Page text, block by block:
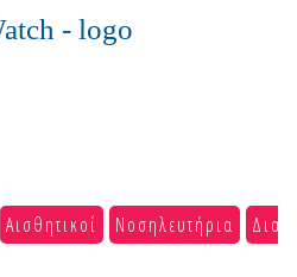
Αισθητικοί Νοσηλευτήρια